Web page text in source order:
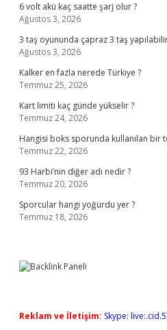
6 volt akü kaç saatte şarj olur ?
Ağustos 3, 2026
3 taş oyununda çapraz 3 taş
Ağustos 3, 2026
Kalker en fazla nerede Türkiye ?
Temmuz 25, 2026
Kart limiti kaç günde yükselir ?
Temmuz 24, 2026
Hangisi boks sporunda kullanılan bir
Temmuz 22, 2026
93 Harbi’nin diğer adı nedir ?
Temmuz 20, 2026
Sporcular hangi yoğurdu yer ?
Temmuz 18, 2026
Reklam ve İletişim: Skype: